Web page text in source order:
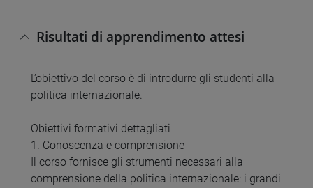
Risultati di apprendimento attesi
L’obiettivo del corso è di introdurre gli studenti alla
politica internazionale.
Obiettivi formativi dettagliati
1. Conoscenza e comprensione
Il corso fornisce gli strumenti necessari alla
comprensione della politica internazionale: i grandi